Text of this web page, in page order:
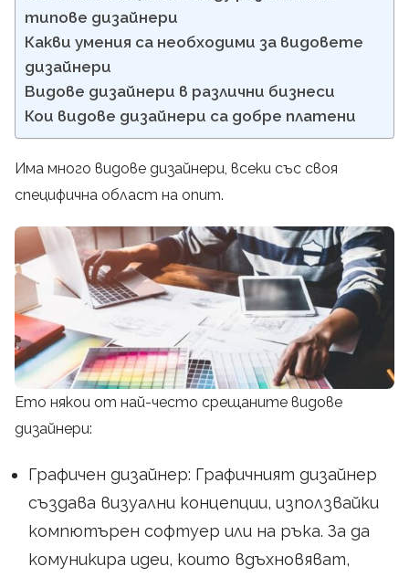
типове дизайнери
Какви умения са необходими за видовете
дизайнери
Видове дизайнери в различни бизнеси
Кои видове дизайнери са добре платени
Има много видове дизайнери, всеки със своя
специфична област на опит.
Ето някои от най-често срещаните видове
дизайнери:
Графичен дизайнер: Графичният дизайнер
създава визуални концепции, използвайки
компютърен софтуер или на ръка. За да
комуникира идеи, които вдъхновяват,